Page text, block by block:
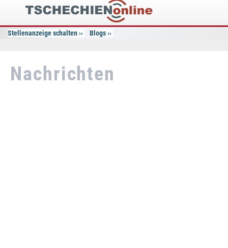
Tschechien
Online
Stellenanzeige schalten Blogs
Nachrichten